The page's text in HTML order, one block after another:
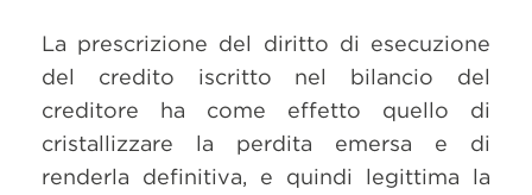
La prescrizione del diritto di esecuzione
del credito iscritto nel bilancio del
creditore ha come effetto quello di
cristallizzare la perdita emersa e di
renderla definitiva, e quindi legittima la